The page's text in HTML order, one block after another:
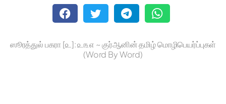
Mufti Omar Sheriff Qasimi,
ஸூரத்துல் பகரா [௨]: ௨௩௭ ~ குர்ஆனின் தமிழ் மொழிபெயர்ப்புகள்
(Word By Word)